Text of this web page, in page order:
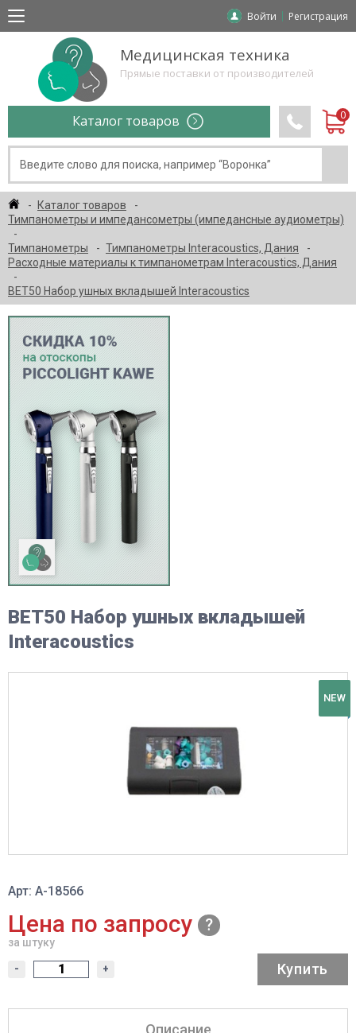
Войти Регистрация
Медицинская техника
Прямые поставки от производителей
Каталог товаров
Каталог товаров
Тимпанометры и импедансометры (импедансные аудиометры)
Тимпанометры
Тимпанометры Interacoustics, Дания
Расходные материалы к тимпанометрам Interacoustics, Дания
BET50 Набор ушных вкладышей Interacoustics
BET50 Набор ушных вкладышей
Interacoustics
NEW
Арт: A-18566
Цена по запросу
за штуку
- + Купить
Описание